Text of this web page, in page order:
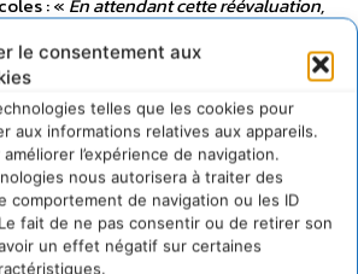
le consentement aux
telles que les cookies pour
aux informations relatives aux appareils.
l’expérience de navigation.
nous autorisera à traiter des
comportement de navigation ou les ID
fait de ne pas consentir ou de retirer son
un effet négatif sur certaines
recommandons d’appliquer le principe
tous les pesticides à base de
sont dangereux pour les abeilles. La
végétales dépend directement de
insectes. L’enjeu est trop important
d’autoriser des produits soupçonnés
. »FNE rappelle par ailleurs
s’est fixé à l’horizon 2018 de
de pesticides.